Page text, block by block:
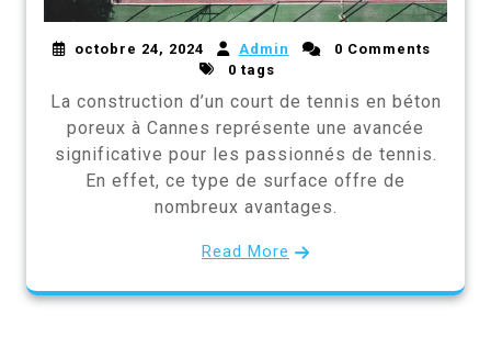
octobre 24, 2024 Admin
0 Comments
0 tags
La construction d’un court de tennis en béton
poreux à Cannes représente une avancée
significative pour les passionnés de tennis.
En effet, ce type de surface offre de
nombreux avantages.
Read More